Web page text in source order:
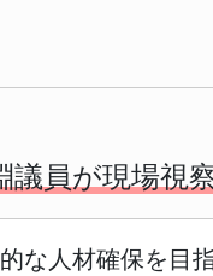
員が現場視
な人材確保を